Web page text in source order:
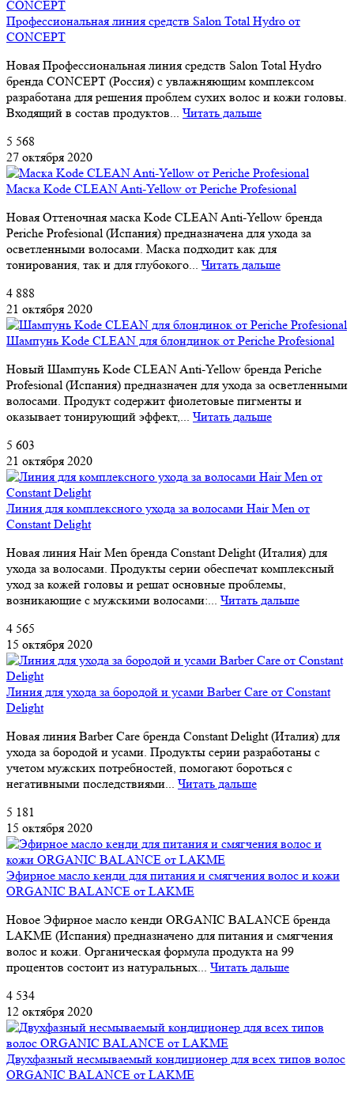
Профессиональная линия средств Salon Total Hydro от
CONCEPT
Новая Профессиональная линия средств Salon Total Hydro
бренда CONCEPT (Россия) с увлажняющим комплексом
разработана для решения проблем сухих волос и кожи головы.
Входящий в состав продуктов... Читать дальше
5 568
27 октября 2020
Маска Kode CLEAN Anti-Yellow от Periche Profesional
Новая Оттеночная маска Kode CLEAN Anti-Yellow бренда
Periche Profesional (Испания) предназначена для ухода за
осветленными волосами. Маска подходит как для
тонирования, так и для глубокого... Читать дальше
4 888
21 октября 2020
Шампунь Kode CLEAN для блондинок от Periche Profesional
Новый Шампунь Kode CLEAN Anti-Yellow бренда Periche
Profesional (Испания) предназначен для ухода за осветленными
волосами. Продукт содержит фиолетовые пигменты и
оказывает тонирующий эффект,... Читать дальше
5 603
21 октября 2020
Линия для комплексного ухода за волосами Hair Men от
Constant Delight
Новая линия Hair Men бренда Constant Delight (Италия) для
ухода за волосами. Продукты серии обеспечат комплексный
уход за кожей головы и решат основные проблемы,
возникающие с мужскими волосами:... Читать дальше
4 565
15 октября 2020
Линия для ухода за бородой и усами Barber Care от Constant
Delight
Новая линия Barber Care бренда Constant Delight (Италия) для
ухода за бородой и усами. Продукты серии разработаны с
учетом мужских потребностей, помогают бороться с
негативными последствиями... Читать дальше
5 181
15 октября 2020
Эфирное масло кенди для питания и смягчения волос и кожи
ORGANIC BALANCE от LAKME
Новое Эфирное масло кенди ORGANIC BALANCE бренда
LAKME (Испания) предназначено для питания и смягчения
волос и кожи. Органическая формула продукта на 99
процентов состоит из натуральных... Читать дальше
4 534
12 октября 2020
Двухфазный несмываемый кондиционер для всех типов волос
ORGANIC BALANCE от LAKME